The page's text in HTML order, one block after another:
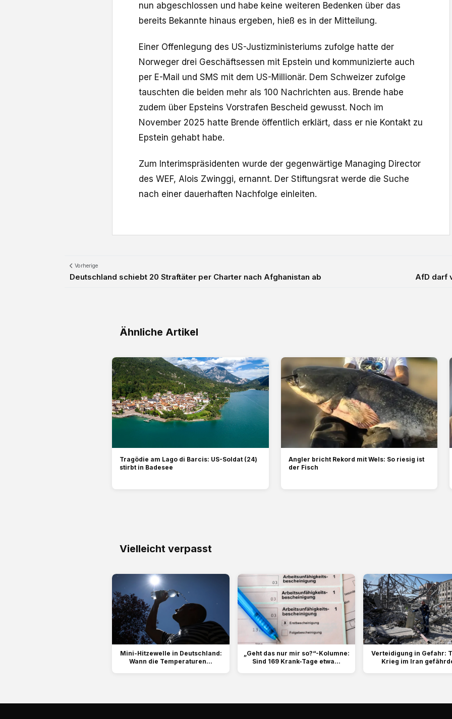
nun abgeschlossen und habe keine weiteren ‌Bedenken über das
‌bereits Bekannte hinaus ergeben, hieß es ​in der Mitteilung.
Einer Offenlegung des US-Justizministeriums zufolge hatte der ​
Norweger drei Geschäftsessen mit Epstein und kommunizierte auch
per E-Mail und SMS mit dem US-Millionär. Dem Schweizer zufolge
tauschten die beiden mehr als 100 Nachrichten aus. Brende habe
zudem über Epsteins Vorstrafen Bescheid gewusst. Noch im
November 2025 hatte Brende öffentlich erklärt, dass er nie Kontakt zu
Epstein gehabt habe.
Zum Interimspräsidenten wurde der gegenwärtige Managing Director
des WEF, ‌Alois Zwinggi, ernannt. Der Stiftungsrat werde ​die Suche
nach einer dauerhaften Nachfolge einleiten.
Vorherige
Deutschland schiebt 20 Straftäter per Charter nach Afghanistan ab AfD darf
Ähnliche Artikel
Tragödie am Lago di Barcis: US-Soldat (24)
stirbt in Badesee
Angler bricht Rekord mit Wels: So riesig ist
der Fisch
Vielleicht verpasst
Mini-Hitzewelle in Deutschland:
Wann die Temperaturen...
„Geht das nur mir so?“-Kolumne:
Sind 169 Krank-Tage etwa...
Verteidigung in Gefahr:
Krieg im Iran